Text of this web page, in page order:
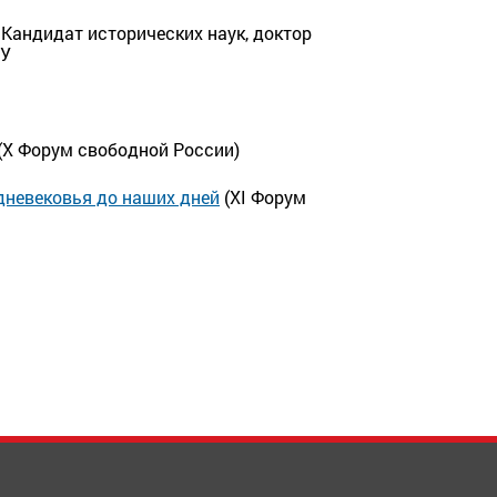
исторических наук, доктор
Форум свободной России)
до наших дней (XI Форум